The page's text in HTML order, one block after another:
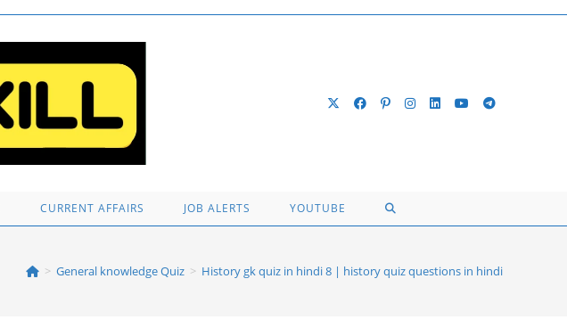
CURRENT AFFAIRS JOB ALERTS YOUTUBE
TOGGLE
SEARCH
> General knowledge Quiz > History gk quiz in hindi 8 | history quiz questions in hindi